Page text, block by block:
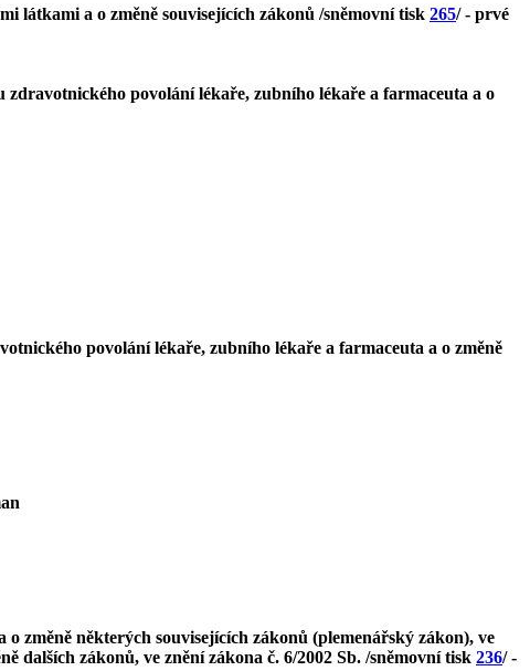
látkami a o změně souvisejících zákonů /sněmovní tisk 265/ - prvé
povolání lékaře, zubního lékaře a farmaceuta a o
povolání lékaře, zubního lékaře a farmaceuta a o změně
změně některých souvisejících zákonů (plemenářský zákon), ve
dalších zákonů, ve znění zákona č. 6/2002 Sb. /sněmovní tisk 236/ -